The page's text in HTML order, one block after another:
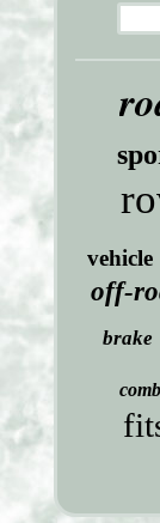
vehicle
off-
brake